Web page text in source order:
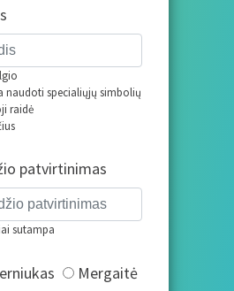
naudoti specialiųjų simbolių
raidė
patvirtinimas
sutampa
Mergaitė